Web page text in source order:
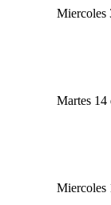
Miercoles
Martes 14
Miercoles